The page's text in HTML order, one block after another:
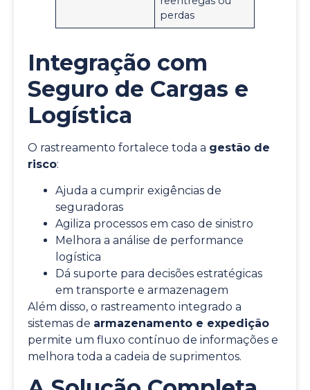
perdas
Integração com
Seguro de Cargas e
Logística
O rastreamento fortalece toda a gestão de
risco:
Ajuda a cumprir exigências de
seguradoras
Agiliza processos em caso de sinistro
Melhora a análise de performance
logística
Dá suporte para decisões estratégicas
em transporte e armazenagem
Além disso, o rastreamento integrado a
sistemas de armazenamento e expedição
permite um fluxo contínuo de informações e
melhora toda a cadeia de suprimentos.